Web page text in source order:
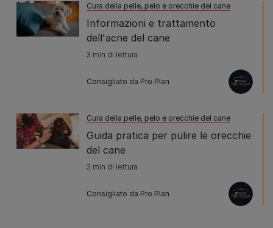
Cura della pelle, pelo e orecchie del cane
Informazioni e trattamento
dell'acne del cane
3 min di lettura
Consigliato da Pro Plan
Cura della pelle, pelo e orecchie del cane
Guida pratica per pulire le orecchie
del cane
3 min di lettura
Consigliato da Pro Plan